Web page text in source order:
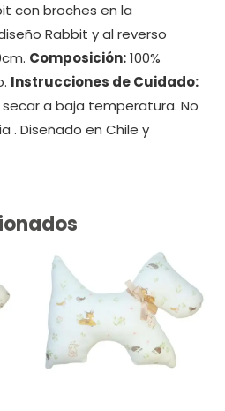
con broches en la
Rabbit y al reverso
Composición:100%
Instrucciones de Cuidado:
a baja temperatura. No
. Diseñado en Chile y